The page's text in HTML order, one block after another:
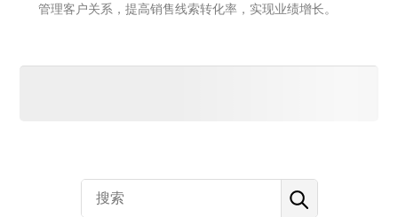
管理客户关系，提高销售线索转化率，实现业绩增长。